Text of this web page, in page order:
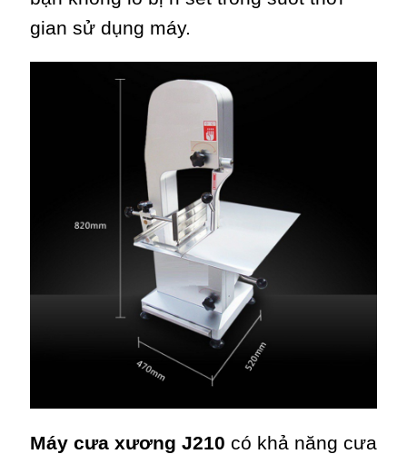
gian sử dụng máy.
Máy cưa xương J210 có khả năng cưa